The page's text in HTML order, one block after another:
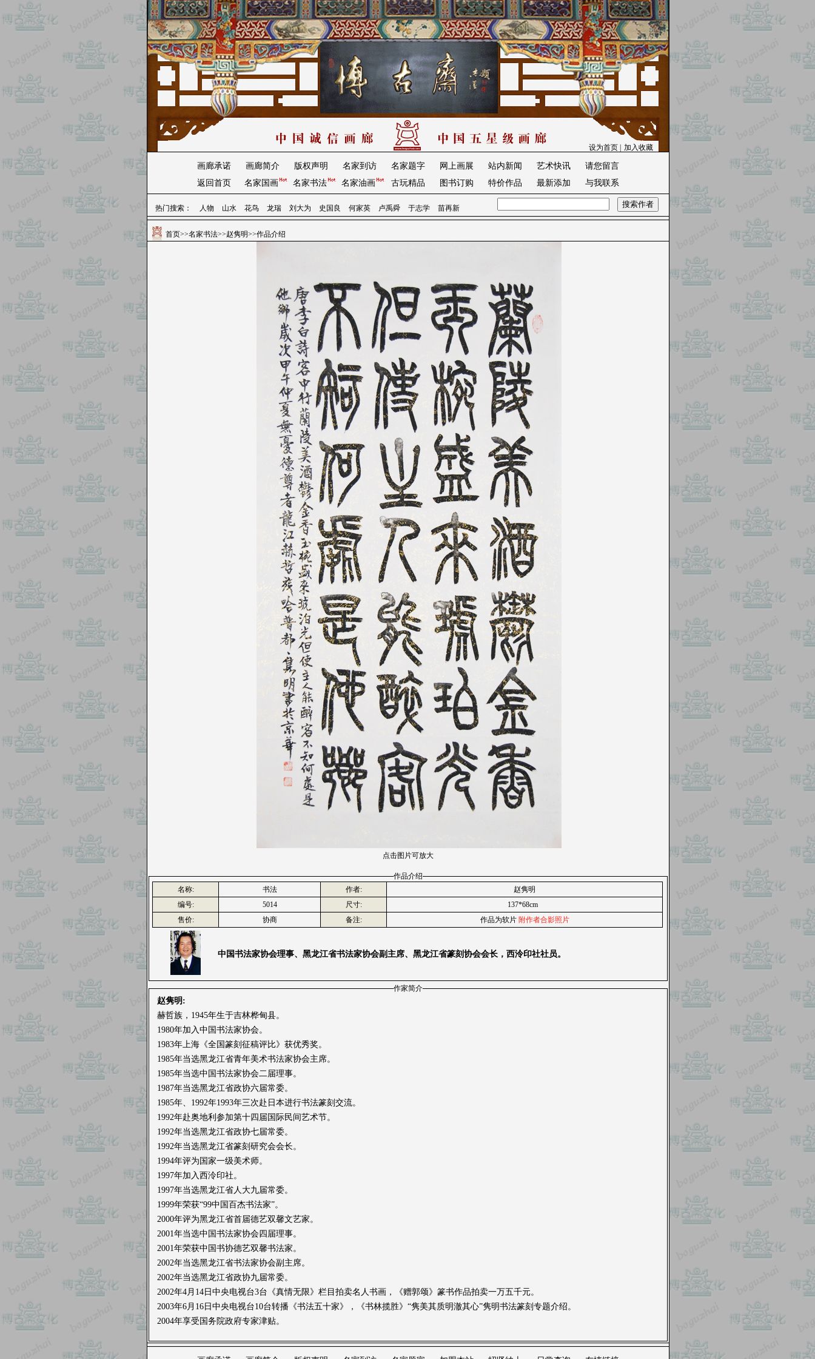
设为首页 加入收藏
画廊承诺 画廊简介 版权声明 名家到访 名家题字 网上画展 站内新闻 艺术快讯
请您留言
返回首页
名家国画 名家书法 名家油画 古玩精品 图书订购 特价作品 最新添加 与我联系
热门搜索： 人物 山水 花鸟 龙瑞 刘大为 史国良 何家英 卢禹舜 于志学 苗再新
首页>>名家书法>>赵隽明>>作品介绍
点击图片可放大
作品介绍
名称:
书法 作者:
赵隽明
编号:
5014 尺寸:
137*68cm
售价:
协商 备注: 作品为软片 附作者合影照片
中国书法家协会理事、黑龙江省书法家协会副主席、黑龙江省篆刻协会会长，西泠印社社员。
作家简介
赵隽明:
赫哲族，1945年生于吉林桦甸县。
1980年加入中国书法家协会。
1983年上海《全国篆刻征稿评比》获优秀奖。
1985年当选黑龙江省青年美术书法家协会主席。
1985年当选中国书法家协会二届理事。
1987年当选黑龙江省政协六届常委。
1985年、1992年1993年三次赴日本进行书法篆刻交流。
1992年赴奥地利参加第十四届国际民间艺术节。
1992年当选黑龙江省政协七届常委。
1992年当选黑龙江省篆刻研究会会长。
1994年评为国家一级美术师。
1997年加入西泠印社。
1997年当选黑龙江省人大九届常委。
1999年荣获“99中国百杰书法家”。
2000年评为黑龙江省首届德艺双馨文艺家。
2001年当选中国书法家协会四届理事。
2001年荣获中国书协德艺双馨书法家。
2002年当选黑龙江省书法家协会副主席。
2002年当选黑龙江省政协九届常委。
2002年4月14日中央电视台3台《真情无限》栏目拍卖名人书画，《赠郭颂》篆书作品拍卖一万五千元。
2003年6月16日中央电视台10台转播《书法五十家》，《书林揽胜》“隽美其质明澈其心”隽明书法篆刻专题介绍。
2004年享受国务院政府专家津贴。